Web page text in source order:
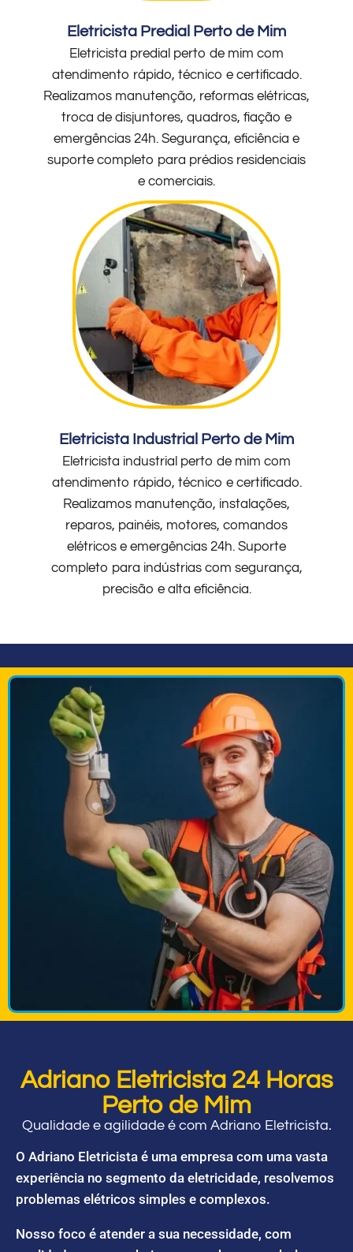
Eletricista Predial Perto de Mim
Eletricista predial perto de mim com
atendimento rápido, técnico e certificado.
Realizamos manutenção, reformas elétricas,
troca de disjuntores, quadros, fiação e
emergências 24h. Segurança, eficiência e
suporte completo para prédios residenciais
e comerciais.
Eletricista Industrial Perto de Mim
Eletricista industrial perto de mim com
atendimento rápido, técnico e certificado.
Realizamos manutenção, instalações,
reparos, painéis, motores, comandos
elétricos e emergências 24h. Suporte
completo para indústrias com segurança,
precisão e alta eficiência.
Adriano Eletricista 24 Horas
Perto de Mim
Qualidade e agilidade é com Adriano Eletricista.
O Adriano Eletricista é uma empresa com uma vasta
experiência no segmento da eletricidade, resolvemos
problemas elétricos simples e complexos.
Nosso foco é atender a sua necessidade, com